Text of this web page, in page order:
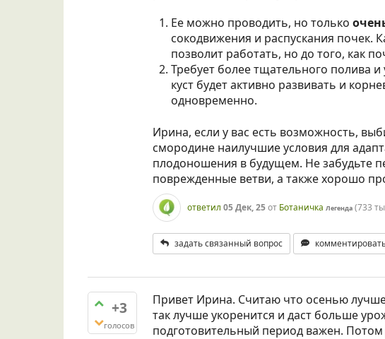
Ее можно проводить, но только
сокодвижения и распускания почек.
позволит работать, но до того, как
Требует более тщательного полива и
куст будет активно развивать и
одновременно.
Ирина, если у вас есть возможность,
смородине наилучшие условия для
плодоношения в будущем. Не забудьте
поврежденные ветви, а также хорошо
ответил 05 Дек, 25от Ботаничка Легенда (733
задать связанный вопрос
+3
голосов
Привет Ирина. Считаю что осенью
так лучше укоренится и даст больше
подготовительный период важен.